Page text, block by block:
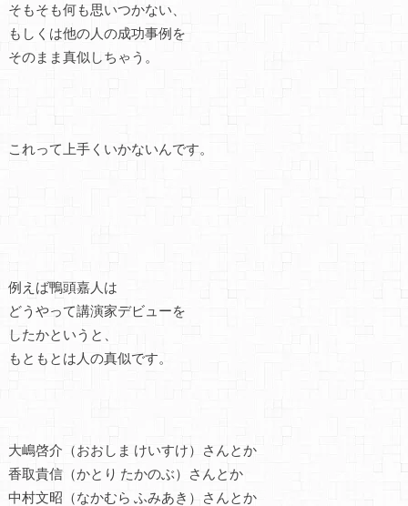
そもそも何も思いつかない、
もしくは他の人の成功事例を
そのまま真似しちゃう。
これって上手くいかないんです。
例えば鴨頭嘉人は
どうやって講演家デビューを
したかというと、
もともとは人の真似です。
大嶋啓介（おおしま けいすけ）さんとか
香取貴信（かとり たかのぶ）さんとか
中村文昭（なかむら ふみあき）さんとか